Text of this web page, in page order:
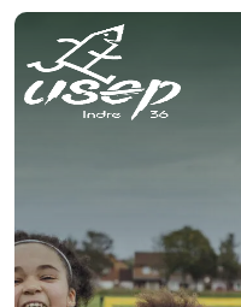
Panneau de gestion des cookies